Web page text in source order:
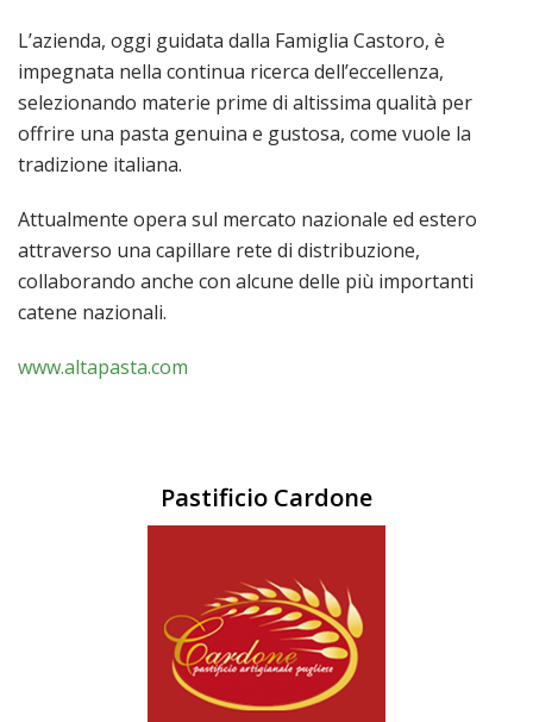
L’azienda, oggi guidata dalla Famiglia Castoro, è
impegnata nella continua ricerca dell’eccellenza,
selezionando materie prime di altissima qualità per
offrire una pasta genuina e gustosa, come vuole la
tradizione italiana.
Attualmente opera sul mercato nazionale ed estero
attraverso una capillare rete di distribuzione,
collaborando anche con alcune delle più importanti
catene nazionali.
www.altapasta.com
Pastificio Cardone